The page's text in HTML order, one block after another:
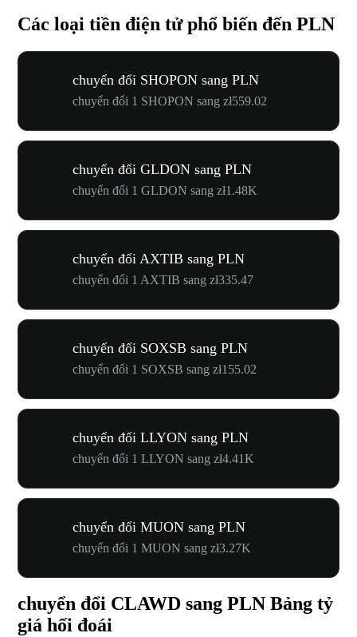
Các loại tiền điện tử phổ biến đến PLN
chuyển đổi SHOPON sang PLN
chuyển đổi 1 SHOPON sang zł559.02
chuyển đổi GLDON sang PLN
chuyển đổi 1 GLDON sang zł1.48K
chuyển đổi AXTIB sang PLN
chuyển đổi 1 AXTIB sang zł335.47
chuyển đổi SOXSB sang PLN
chuyển đổi 1 SOXSB sang zł155.02
chuyển đổi LLYON sang PLN
chuyển đổi 1 LLYON sang zł4.41K
chuyển đổi MUON sang PLN
chuyển đổi 1 MUON sang zł3.27K
chuyển đổi CLAWD sang PLN Bảng tỷ
giá hối đoái